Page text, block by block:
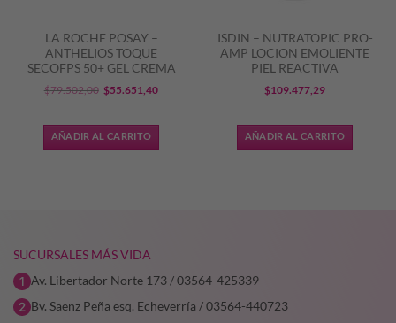
LA ROCHE POSAY –
ANTHELIOS TOQUE
SECOFPS 50+ GEL CREMA
$79.502,00 El
original
era:
$55.651,40El
es:
AÑADIR AL CARRITO
ISDIN – NUTRATOPIC PRO-
AMP LOCION EMOLIENTE
PIEL REACTIVA
$109.477,29
AÑADIR AL CARRITO
SUCURSALES MÁS VIDA
Av. Libertador Norte 173 / 03564-425339
Bv. Saenz Peña esq. Echeverría / 03564-440723